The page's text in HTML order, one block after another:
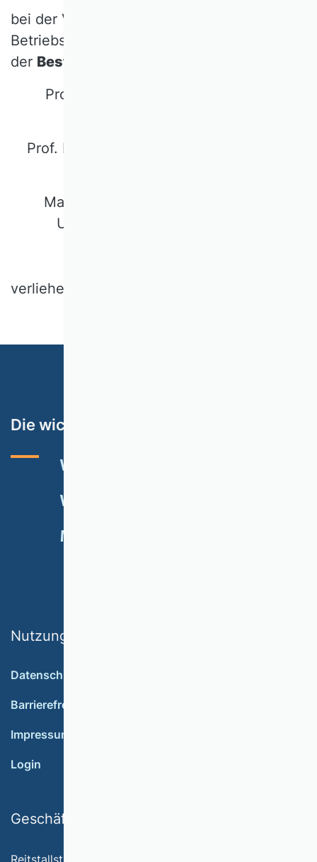
bei der VHB Jahrestagung 2024 im Bereich
Betriebswirtschaftliche Steuerlehre wurde
der Best Conference Paper Award 2024
Prof. Dr. Inga Hardeck, Universität
Prof. Dr. Andreas Seebeck, Constructor
Marius Weiß, Friedrich-Alexander-
Universität Erlangen-Nürnberg
verliehen.
Die wichtigsten Themen
VHB-RATING 2024
VERANSTALTUNGEN
MITGLIED WERDEN
Nutzungsbedingungen
Datenschutz
Barrierefreiheit
Impressum
Login
Geschäftsstelle
Reitstallstr. 7